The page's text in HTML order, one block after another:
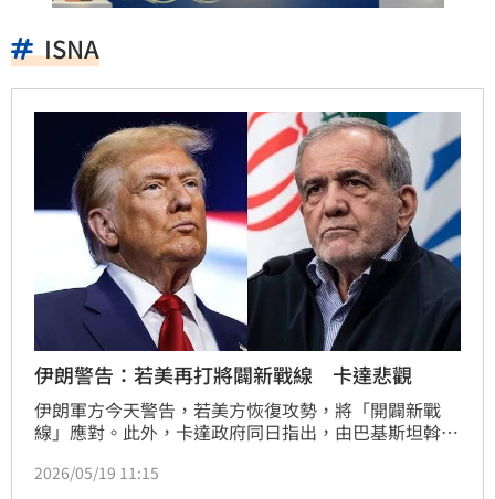
ISNA
伊朗警告：若美再打將闢新戰線 卡達悲觀
伊朗軍方今天警告，若美方恢復攻勢，將「開闢新戰
線」應對。此外，卡達政府同日指出，由巴基斯坦斡旋
2026/05/19 11:15